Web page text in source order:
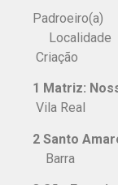
Criação
1 Matriz:
Vila
2 Santo